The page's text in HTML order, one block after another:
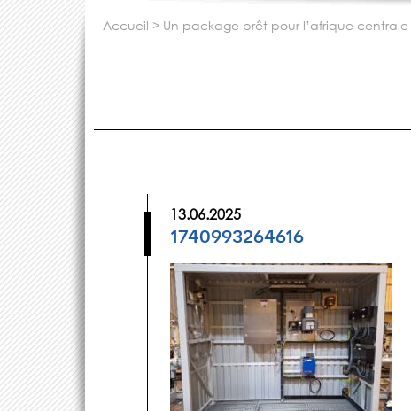
accueil > un package prêt pour l’afrique centrale
13.06.2025
1740993264616